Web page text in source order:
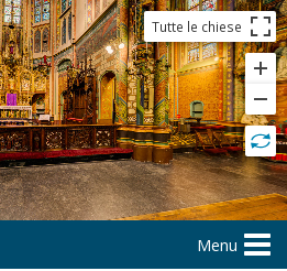
Tutte le chiese
Menu